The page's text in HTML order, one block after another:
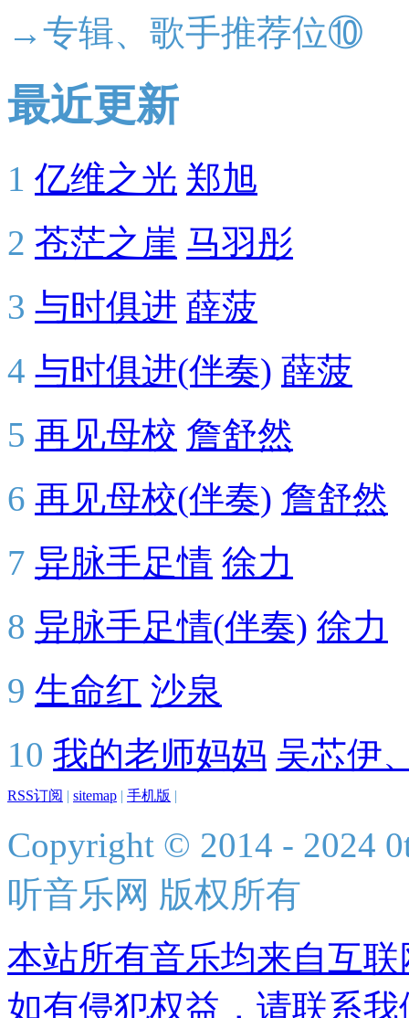
→专辑、歌手推荐位⑩
最近更新
1 亿维之光 郑旭
2 苍茫之崖 马羽彤
3 与时俱进 薛菠
4 与时俱进(伴奏) 薛菠
5 再见母校 詹舒然
6 再见母校(伴奏) 詹舒然
7 异脉手足情 徐力
8 异脉手足情(伴奏) 徐力
9 生命红 沙泉
10 我的老师妈妈 吴芯伊
RSS订阅 | sitemap | 手机版 |
Copyright © 2014 - 2024
听音乐网 版权所有
本站所有音乐均来自互
如有侵犯权益，请联系